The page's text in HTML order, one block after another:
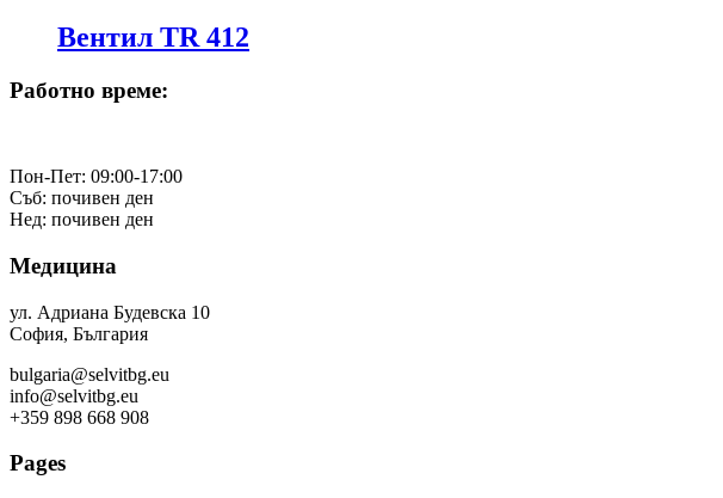
Вентил TR 412
Работно време:
Пон-Пет: 09:00-17:00
Съб: почивен ден
Нед: почивен ден
Медицина
ул. Адриана Будевска 10
София, България
bulgaria@selvitbg.eu
info@selvitbg.eu
+359 898 668 908
Pages